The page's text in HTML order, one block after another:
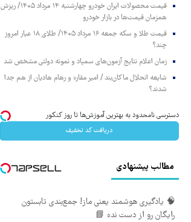
قیمت محصولات ایران خودرو چهارشنبه ۱۴ مرداد ۱۴۰۵/ ریزش
همزمان قیمت‌ها در بازار خودرو
قیمت طلا و سکه جمعه ۱۶ مرداد ۱۴۰۵/ طلای ۱۸ عیار امروز
چند؟
زمان اعلام نتایج آزمون‌های سمپاد و نمونه دولتی مشخص شد
شایعه انحلال ماکان‌بند / امیر مقاره و رهام هادیان از هم جدا
شدند؟
دسترسی نامحدود به بهترین آموزش‌ها تا روز کنکور
دریافت کد تخفیف
مطالب پیشنهادی
🧠 یادگیری هوشمند یعنی ماز! جمع‌بندی تابستون
رایگان رو از دست نده 📘